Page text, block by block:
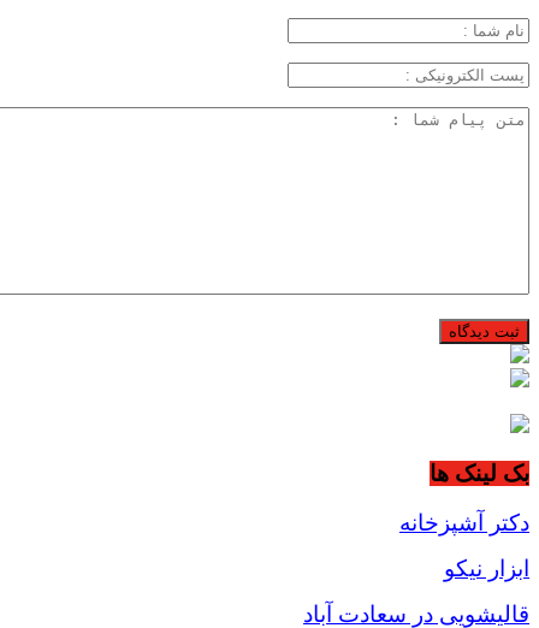
بک لینک ها
دکتر آشپزخانه
ابزار نیکو
قالیشویی در سعادت آباد